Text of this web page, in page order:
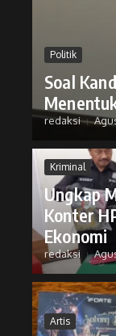
Politik
Soal
redaksi
Kriminal
Ungkap
Konter
Ekonomi
redaksi
Artis